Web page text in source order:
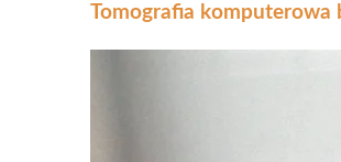
Tomografia